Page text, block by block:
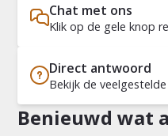
Chat met ons
Klik op de gele knop
Direct antwoord
Bekijk de
Benieuwd wat